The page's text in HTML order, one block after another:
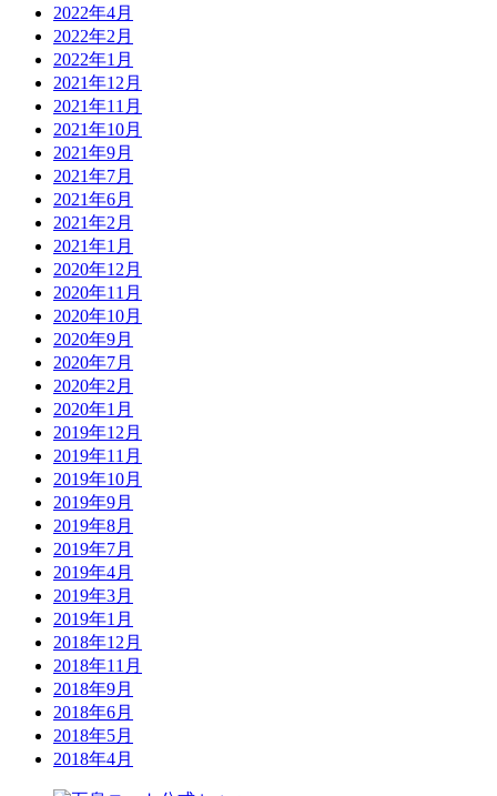
2022年4月
2022年2月
2022年1月
2021年12月
2021年11月
2021年10月
2021年9月
2021年7月
2021年6月
2021年2月
2021年1月
2020年12月
2020年11月
2020年10月
2020年9月
2020年7月
2020年2月
2020年1月
2019年12月
2019年11月
2019年10月
2019年9月
2019年8月
2019年7月
2019年4月
2019年3月
2019年1月
2018年12月
2018年11月
2018年9月
2018年6月
2018年5月
2018年4月